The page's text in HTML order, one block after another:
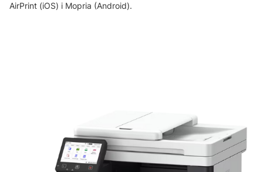
AirPrint (iOS) i Mopria (Android).